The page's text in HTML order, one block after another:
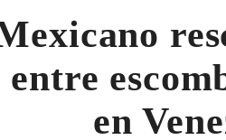
en